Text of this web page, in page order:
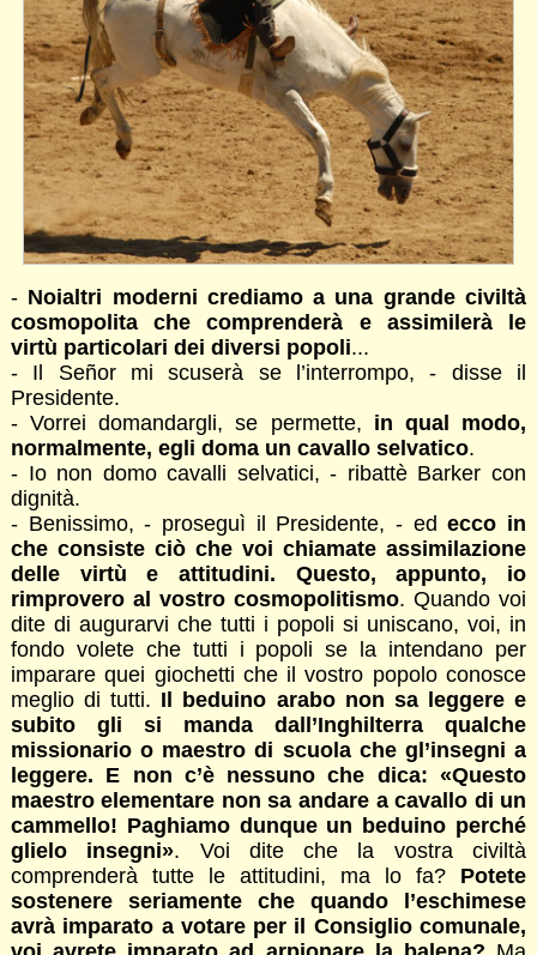
- Noialtri moderni crediamo a una grande civiltà
cosmopolita che comprenderà e assimilerà le
virtù particolari dei diversi popoli...
- Il Señor mi scuserà se l’interrompo, - disse il
Presidente.
- Vorrei domandargli, se permette, in qual modo,
normalmente, egli doma un cavallo selvatico.
- Io non domo cavalli selvatici, - ribattè Barker con
dignità.
- Benissimo, - proseguì il Presidente, - edecco in
che consiste ciò che voi chiamate assimilazione
delle virtù e attitudini. Questo, appunto, io
rimprovero al vostro cosmopolitismo. Quando voi
dite di augurarvi che tutti i popoli si uniscano, voi, in
fondo volete che tutti i popoli se la intendano per
imparare quei giochetti che il vostro popolo conosce
meglio di tutti. Il beduino arabo non sa leggere e
subito gli si manda dall’Inghilterra qualche
missionario o maestro di scuola che gl’insegni a
leggere. E non c’è nessuno che dica: «Questo
maestro elementare non sa andare a cavallo di un
cammello! Paghiamo dunque un beduino perché
glielo insegni». Voi dite che la vostra civiltà
comprenderà tutte le attitudini, ma lo fa? Potete
sostenere seriamente che quando l’eschimese
avrà imparato a votare per il Consiglio comunale,